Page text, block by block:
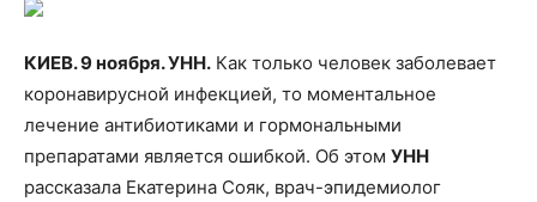
КИЕВ. 9 ноября. УНН. Как только человек заболевает
коронавирусной инфекцией, то моментальное
лечение антибиотиками и гормональными
препаратами является ошибкой. Об этом УНН
рассказала Екатерина Сояк, врач-эпидемиолог